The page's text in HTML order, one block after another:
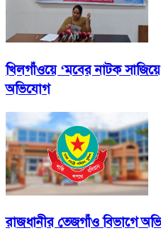
খিলগাঁওয়ে ‘মবের নাটক
অভিযোগ
রাজধানীর তেজগাঁও বিভাগে